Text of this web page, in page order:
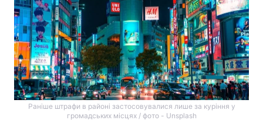
Раніше штрафи в районі застосовувалися лише за куріння у
громадських місцях / фото - Unsplash